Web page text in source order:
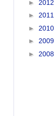
► 2012
► 2011
► 2010
► 2009
► 2008